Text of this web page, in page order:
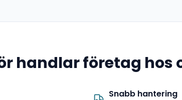
handlar företag hos
Snabb hantering